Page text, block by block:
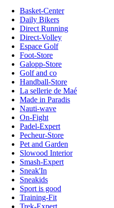
Basket-Center
Daily Bikers
Direct Running
Direct-Volley
Espace Golf
Foot-Store
Galopp-Store
Golf and co
Handball-Store
La sellerie de Maé
Made in Paradis
Nauti-wave
On-Fight
Padel-Expert
Pecheur-Store
Pet and Garden
Slowood Interior
Smash-Expert
Sneak'In
Sneakids
Sport is good
Training-Fit
Trek-Expert